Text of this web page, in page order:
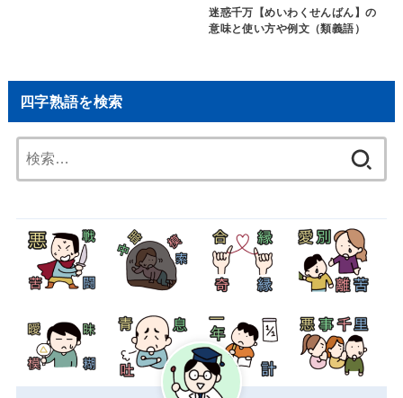
迷惑千万【めいわくせんばん】の
意味と使い方や例文（類義語）
四字熟語を検索
索: